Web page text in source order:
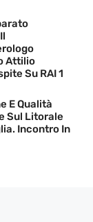
Attilio
Su RAI 1
E Qualità
Sul Litorale
Incontro In